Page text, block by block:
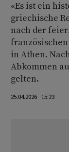
«Es ist ein
griechische
nach der
in Athen.
Abkommen
gelten.
25.04.2026 15:23